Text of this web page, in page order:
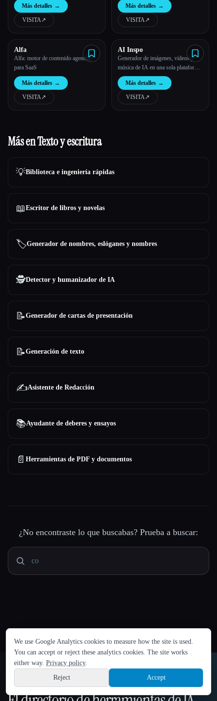
IDIOMA
English español Français Русский 简体中文
Hindi
Sign up
Más detalles →
VISITA↗︎
Más detalles →
VISITA↗︎
Alfa
Alfa: motor de contenido agencial
para SaaS
Más detalles →
VISITA↗︎
AI Inspo
Generador de imágenes, vídeos y
música de IA en una sola plataforma:
IA Inspo
Más detalles →
VISITA↗︎
Más en Texto y escritura
💡Biblioteca e ingeniería rápidas
📖Escritor de libros y novelas
🏷️Generador de nombres, eslóganes y nombres
🕵️Detector y humanizador de IA
📝Generador de cartas de presentación
📝Generación de texto
✍️Asistente de Redacción
📚Ayudante de deberes y ensayos
📄 Herramientas de PDF y documentos
¿No encontraste lo que buscabas? Prueba a buscar:
We use Google Analytics cookies to measure how the site is used.
You can accept or reject these analytics cookies. The site works
either way. Privacy policy.
Reject
Accept